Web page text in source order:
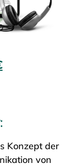
Konzept der
von